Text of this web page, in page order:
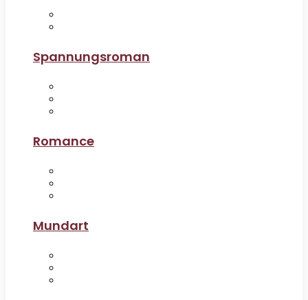
Spannungsroman
Romance
Mundart